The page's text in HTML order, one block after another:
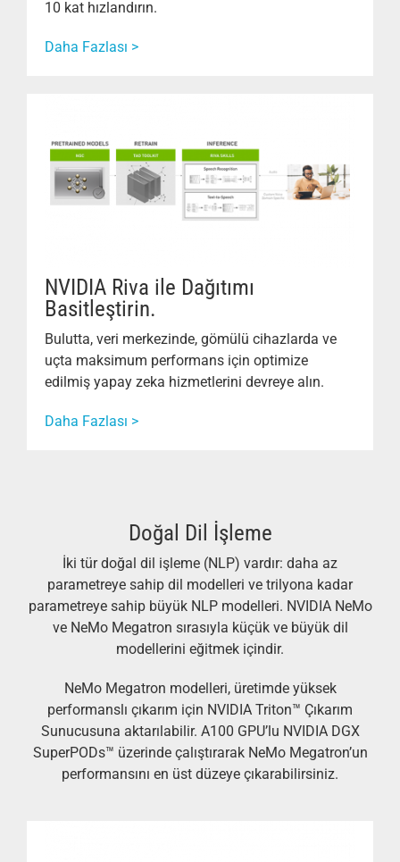
10 kat hızlandırın.
Daha Fazlası >
NVIDIA Riva ile Dağıtımı
Basitleştirin.
Bulutta, veri merkezinde, gömülü cihazlarda ve
uçta maksimum performans için optimize
edilmiş yapay zeka hizmetlerini devreye alın.
Daha Fazlası >
Doğal Dil İşleme
İki tür doğal dil işleme (NLP) vardır: daha az
parametreye sahip dil modelleri ve trilyona kadar
parametreye sahip büyük NLP modelleri. NVIDIA NeMo
ve NeMo Megatron sırasıyla küçük ve büyük dil
modellerini eğitmek içindir.
NeMo Megatron modelleri, üretimde yüksek
performanslı çıkarım için NVIDIA Triton™ Çıkarım
Sunucusuna aktarılabilir. A100 GPU’lu NVIDIA DGX
SuperPODs™ üzerinde çalıştırarak NeMo Megatron’un
performansını en üst düzeye çıkarabilirsiniz.